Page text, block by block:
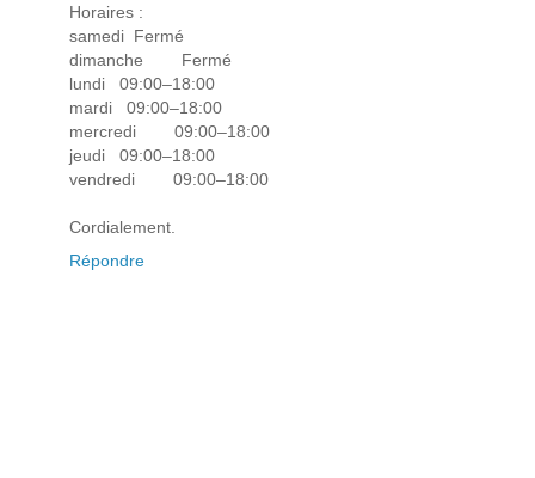
Horaires :
samedi Fermé
dimanche Fermé
lundi 09:00–18:00
mardi 09:00–18:00
mercredi 09:00–18:00
jeudi 09:00–18:00
vendredi 09:00–18:00
Cordialement.
Répondre